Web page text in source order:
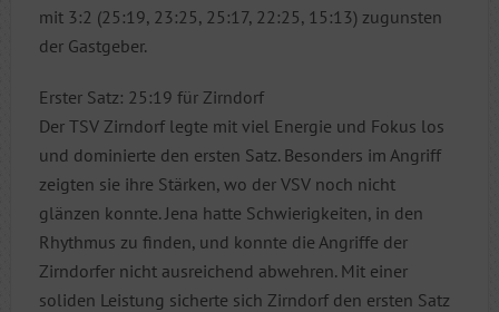
mit 3:2 (25:19, 23:25, 25:17, 22:25, 15:13) zugunsten
der Gastgeber.
Erster Satz: 25:19 für Zirndorf
Der TSV Zirndorf legte mit viel Energie und Fokus los
und dominierte den ersten Satz. Besonders im Angriff
zeigten sie ihre Stärken, wo der VSV noch nicht
glänzen konnte. Jena hatte Schwierigkeiten, in den
Rhythmus zu finden, und konnte die Angriffe der
Zirndorfer nicht ausreichend abwehren. Mit einer
soliden Leistung sicherte sich Zirndorf den ersten Satz